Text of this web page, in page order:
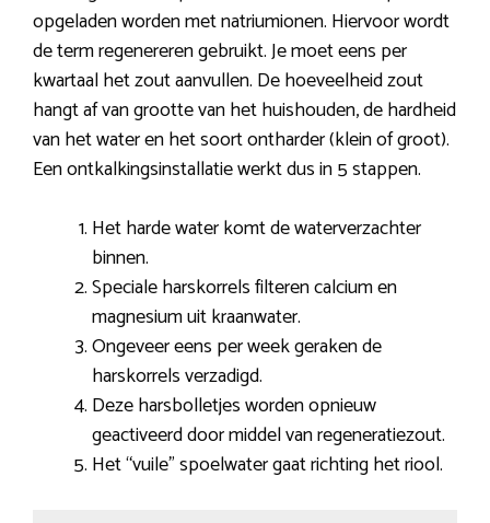
opgeladen worden met natriumionen. Hiervoor wordt
de term regenereren gebruikt. Je moet eens per
kwartaal het zout aanvullen. De hoeveelheid zout
hangt af van grootte van het huishouden, de hardheid
van het water en het soort ontharder (klein of groot).
Een ontkalkingsinstallatie werkt dus in 5 stappen.
Het harde water komt de waterverzachter
binnen.
Speciale harskorrels filteren calcium en
magnesium uit kraanwater.
Ongeveer eens per week geraken de
harskorrels verzadigd.
Deze harsbolletjes worden opnieuw
geactiveerd door middel van regeneratiezout.
Het “vuile” spoelwater gaat richting het riool.